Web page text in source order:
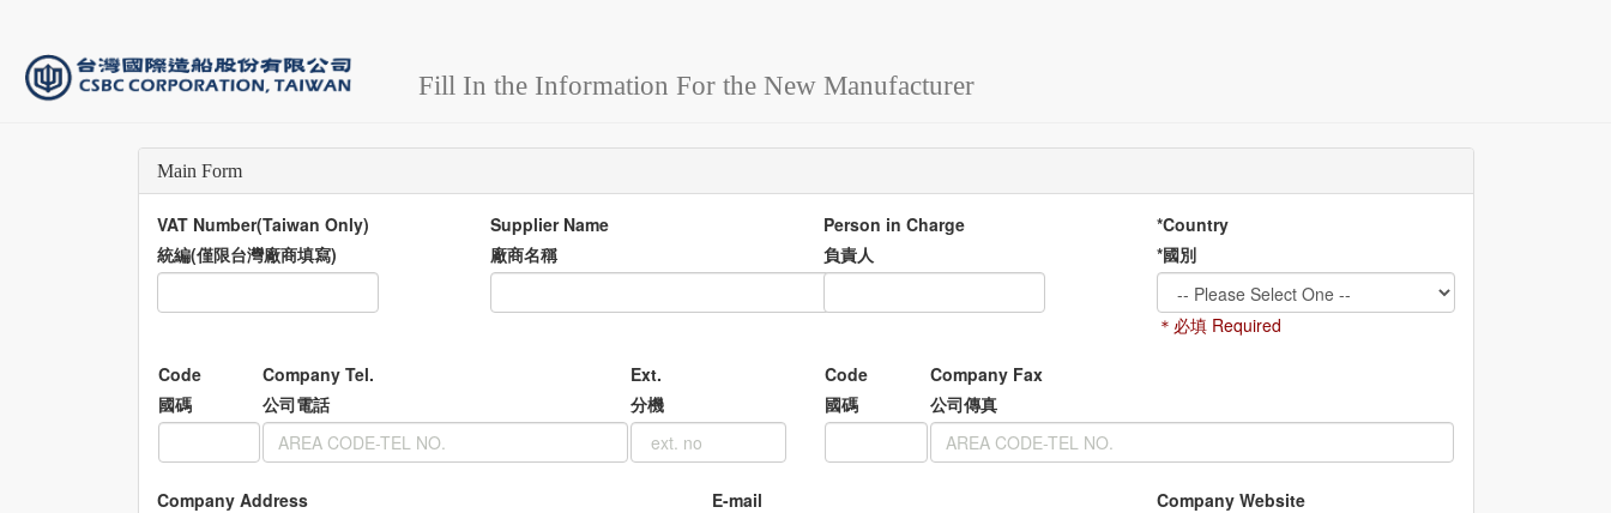
Fill In the Information For the New Manufacturer
Main Form
VAT Number(Taiwan Only)
統編(僅限台灣廠商填寫)
Supplier Name
廠商名稱
Person in Charge
負責人
*Country
*國別
＊必填 Required
Code
國碼
Company Tel.
公司電話
Ext.
分機
Code
國碼
Company Fax
公司傳真
Company Address
E-mail
Company Website